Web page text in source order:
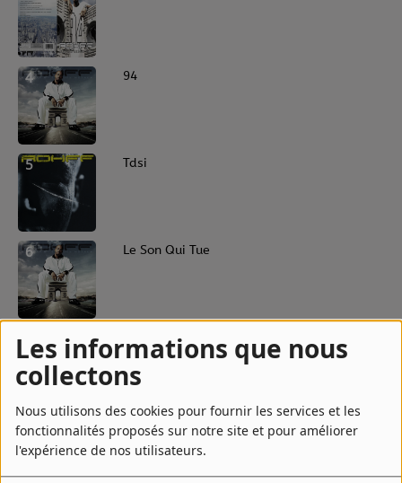
Les informations que nous
collectons
Nous utilisons des cookies pour fournir les services et les
fonctionnalités proposés sur notre site et pour améliorer
l'expérience de nos utilisateurs.
4 94
5 Tdsi
6 Le Son Qui Tue
Testament
8 Rap Game